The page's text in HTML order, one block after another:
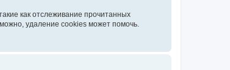
как отслеживание прочитанных
удаление cookies может помочь.